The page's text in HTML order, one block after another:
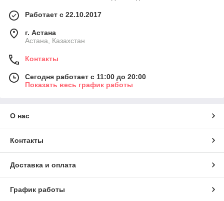
Работает с 22.10.2017
г. Астана
Астана, Казахстан
Контакты
Сегодня работает с 11:00 до 20:00
Показать весь график работы
О нас
Контакты
Доставка и оплата
График работы